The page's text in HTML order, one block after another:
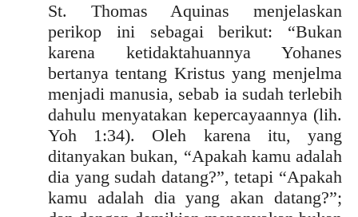
St. Thomas Aquinas menjelaskan
perikop ini sebagai berikut: “Bukan
karena ketidaktahuannya Yohanes
bertanya tentang Kristus yang menjelma
menjadi manusia, sebab ia sudah terlebih
dahulu menyatakan kepercayaannya (lih.
Yoh 1:34). Oleh karena itu, yang
ditanyakan bukan, “Apakah kamu adalah
dia yang sudah datang?”, tetapi “Apakah
kamu adalah dia yang akan datang?”;